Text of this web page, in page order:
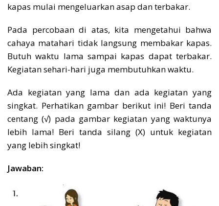
kapas mulai mengeluarkan asap dan terbakar.
Pada percobaan di atas, kita mengetahui bahwa
cahaya matahari tidak langsung membakar kapas.
Butuh waktu lama sampai kapas dapat terbakar.
Kegiatan sehari-hari juga membutuhkan waktu.
Ada kegiatan yang lama dan ada kegiatan yang
singkat. Perhatikan gambar berikut ini! Beri tanda
centang (√) pada gambar kegiatan yang waktunya
lebih lama! Beri tanda silang (X) untuk kegiatan
yang lebih singkat!
Jawaban: